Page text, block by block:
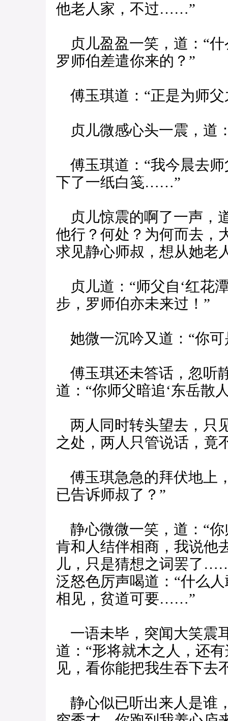
他老人家，不过……”
贞儿盈盈一笑，道：“
罗师伯差遣你来的？”
傅玉琪道：“正是为师父
贞儿微感心头一震，道
傅玉琪道：“我今晨去
下了一纸白笺……”
贞儿惊震的啊了一声，
他行？何处？为何而去，
求见静心师叔，想从她老
贞儿道：“师父自‘红花
步，罗师伯亦未来过！”
她微一沉吟又道：“你可
傅玉琪还未答话，忽听
道：“你师父暗追‘东岳散
两人同时转头望去，只
之处，两人只管说话，竟
傅玉琪急急的拜伏地上
已告诉师叔了？”
静心微微一笑，道：“
肯和人结伴相商，我说他
儿，只是猜想之词罢了
泛怒色厉声喝道：“什么
相见，贫道可要……”
一语未毕，突闻大笑震
道：“形将就木之人，还
见，看你能把我生吞下去
静心似已听出来人是谁